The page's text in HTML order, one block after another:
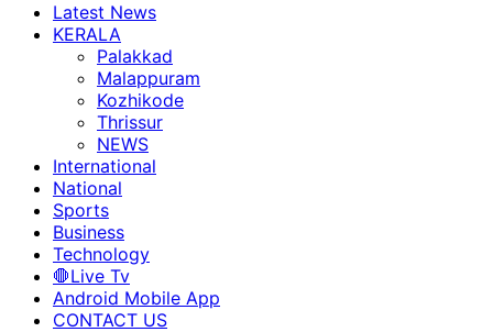
Latest News
KERALA
Palakkad
Malappuram
Kozhikode
Thrissur
NEWS
International
National
Sports
Business
Technology
🛑Live Tv
Android Mobile App
CONTACT US